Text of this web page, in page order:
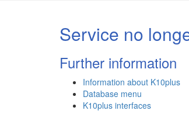
Service no
Further information
Information about K10plus
Database menu
K10plus interfaces